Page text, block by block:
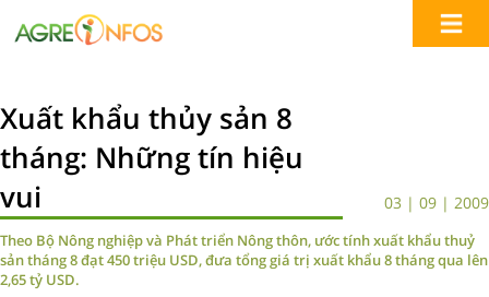
Xuất khẩu thủy sản 8
tháng: Những tín hiệu
vui
03 | 09 | 2009
Theo Bộ Nông nghiệp và Phát triển Nông thôn, ước tính xuất khẩu thuỷ
sản tháng 8 đạt 450 triệu USD, đưa tổng giá trị xuất khẩu 8 tháng qua lên
2,65 tỷ USD.